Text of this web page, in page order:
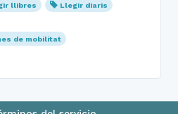
llibres
Llegir diaris
de mobilitat